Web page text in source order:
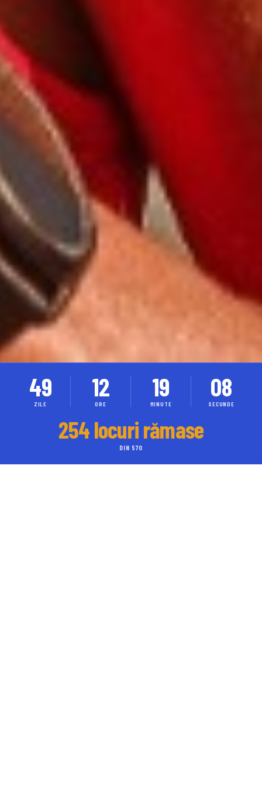
49
ZILE
12
ORE
19
MINUTE
06
SECUNDE
254 locuri rămase
DIN 570